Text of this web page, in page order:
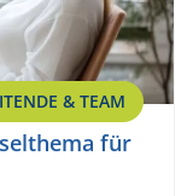
& TEAM
für